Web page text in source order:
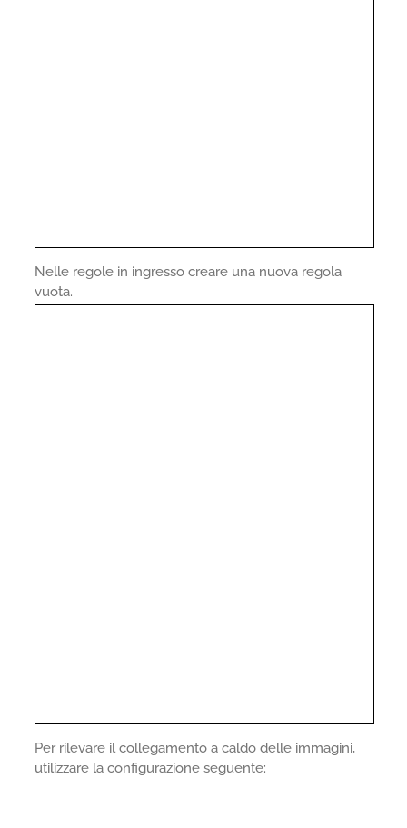
Nelle regole in ingresso creare una nuova regola
vuota.
Per rilevare il collegamento a caldo delle immagini,
utilizzare la configurazione seguente: